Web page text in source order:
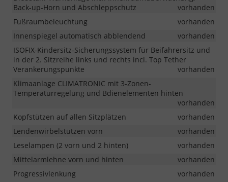
Back-up-Horn und Abschleppschutz
vorhanden
Fußraumbeleuchtung
vorhanden
Innenspiegel automatisch abblendend
vorhanden
ISOFIX-Kindersitz-Sicherungssystem für Beifahrersitz und
in der 2. Sitzreihe links und rechts incl. Top Tether
Verankerungspunkte
vorhanden
Klimaanlage CLIMATRONIC mit 3-Zonen-
Temperaturregelung und Bdienelementen hinten
vorhanden
Kopfstützen auf allen Sitzplätzen
vorhanden
Lendenwirbelstützen vorn
vorhanden
Leselampen (2 vorn und 2 hinten)
vorhanden
Mittelarmlehne vorn und hinten
vorhanden
Progressivlenkung
vorhanden